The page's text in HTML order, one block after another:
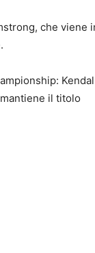
che viene
il titolo